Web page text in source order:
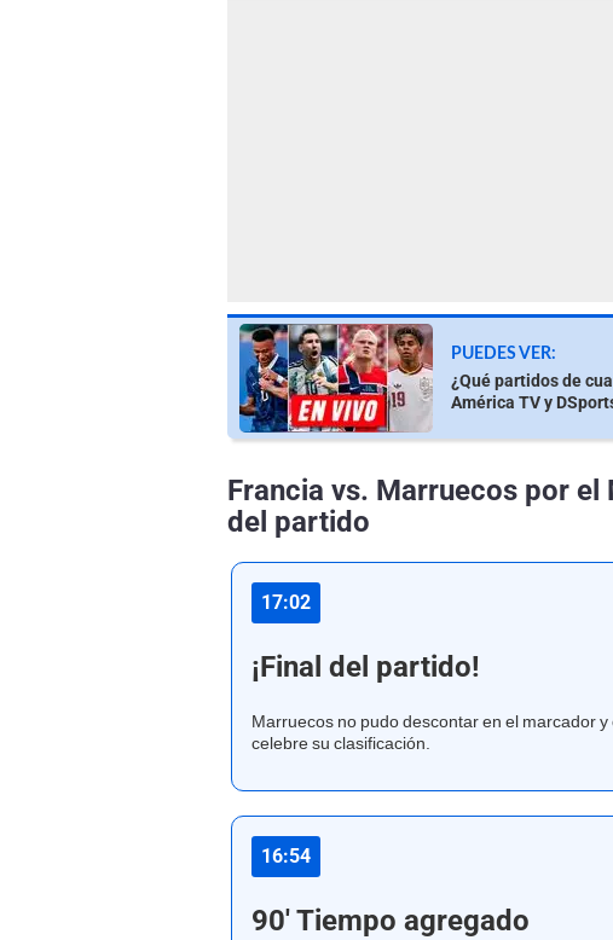
PUEDES VER:
¿Qué partidos de
América TV y
Francia vs. Marruecos por
del partido
17:02
¡Final del partido!
Marruecos no pudo descontar en el marcador
celebre su clasificación.
16:54
90' Tiempo agregado